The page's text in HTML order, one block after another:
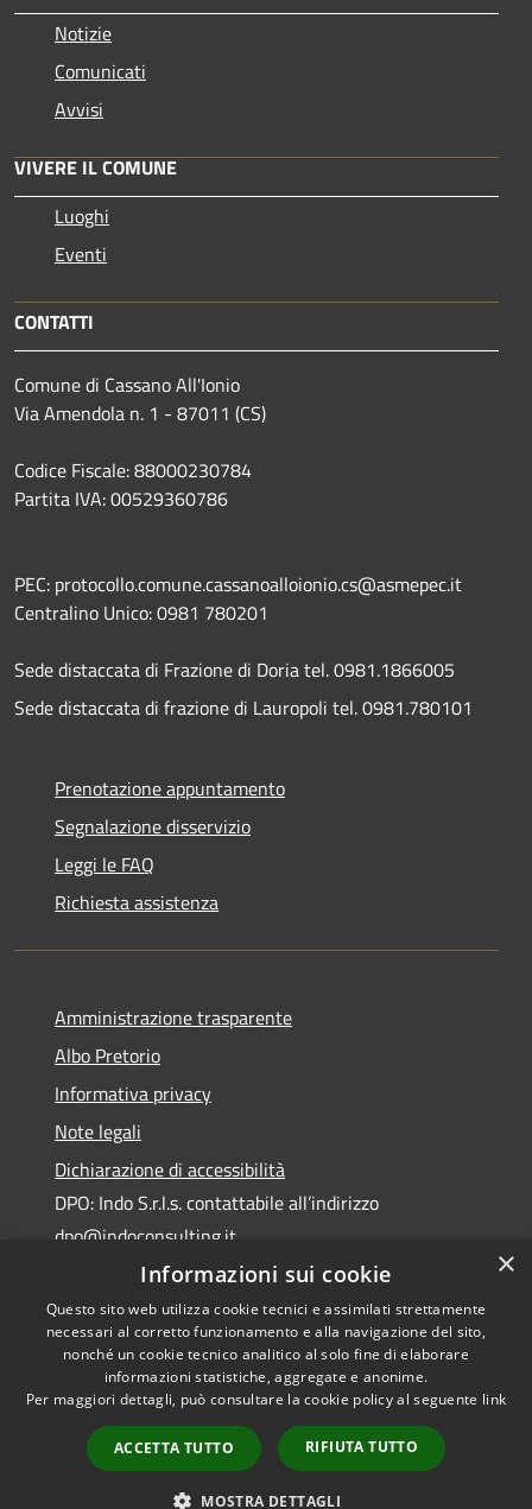
Notizie
Comunicati
Avvisi
VIVERE IL COMUNE
Luoghi
Eventi
CONTATTI
Comune di Cassano All'Ionio
Via Amendola n. 1 - 87011 (CS)
Codice Fiscale: 88000230784
Partita IVA: 00529360786
PEC: protocollo.comune.cassanoalloionio.cs@asmepec.it
Centralino Unico: 0981 780201
Sede distaccata di Frazione di Doria tel. 0981.1866005
Sede distaccata di frazione di Lauropoli tel. 0981.780101
Prenotazione appuntamento
Segnalazione disservizio
Leggi le FAQ
Richiesta assistenza
Amministrazione trasparente
Albo Pretorio
Informativa privacy
Note legali
Dichiarazione di accessibilità
DPO: Indo S.r.l.s. contattabile all’indirizzo
dpo@indoconsulting.it
Accessibilità
Copyright © 2026 • Comune di
Cassano All'Ionio • Powered by
Municipium•
Accesso
redazione
×
Informazioni sui cookie
Questo sito web utilizza cookie tecnici e assimilati strettamente
necessari al corretto funzionamento e alla navigazione del sito,
nonché un cookie tecnico analitico al solo fine di elaborare
informazioni statistiche, aggregate e anonime.
Per maggiori dettagli, può consultare la cookie policy al seguente link
ACCETTA TUTTO RIFIUTA TUTTO
MOSTRA DETTAGLI